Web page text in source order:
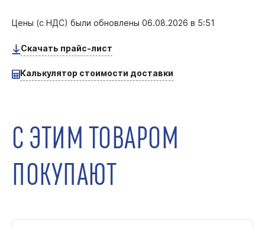
Цены (с НДС) были обновлены 06.08.2026 в 5:51
Скачать прайс-лист
Калькулятор стоимости доставки
С ЭТИМ ТОВАРОМ
ПОКУПАЮТ